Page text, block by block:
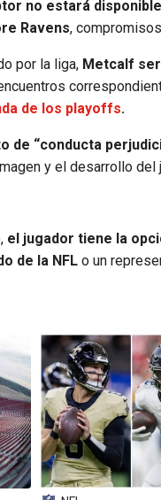
no estará
Ravens,
por la liga, Metcalf
de los playoffs.
“conducta
y el desarrollo del
el jugador tiene la
de la NFL o un